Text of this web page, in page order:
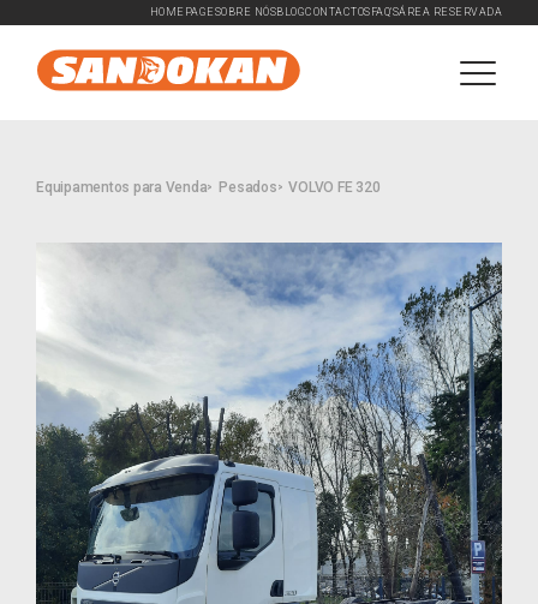
HOMEPAGE SOBRE NÓSBLOGCONTACTOS FAQ'SÁREA RESERVADA
Equipamentos para Venda Pesados VOLVO FE 320